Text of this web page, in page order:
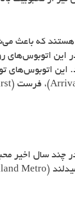
که باعث
اتوبوس‌های
این اتوبوس‌های
)، فرست (
1950تا 200 دچار افت
(
Metro